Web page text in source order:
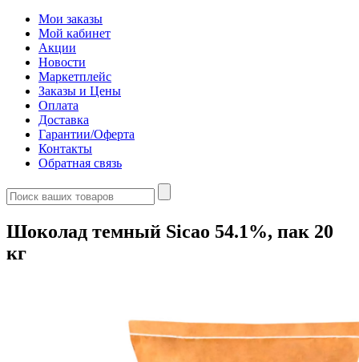
Мои заказы
Мой кабинет
Акции
Новости
Маркетплейс
Заказы и Цены
Оплата
Доставка
Гарантии/Оферта
Контакты
Обратная связь
Шоколад темный Sicao 54.1%, пак 20
кг